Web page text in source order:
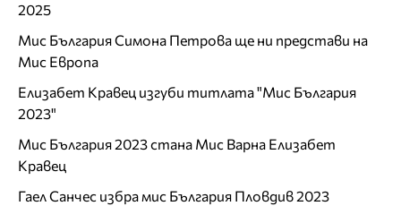
2025
Мис България Симона Петрова ще ни представи на
Мис Европа
Елизабет Кравец изгуби титлата "Мис България
2023"
Мис България 2023 стана Мис Варна Елизабет
Кравец
Гаел Санчес избра мис България Пловдив 2023